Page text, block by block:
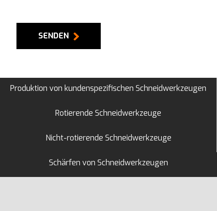
SENDEN
Produktion von kundenspezifischen Schneidwerkzeugen
Rotierende Schneidwerkzeuge
Nicht-rotierende Schneidwerkzeuge
Schärfen von Schneidwerkzeugen